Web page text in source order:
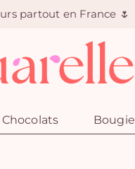
partout en France 🌷
Chocolats Bougie